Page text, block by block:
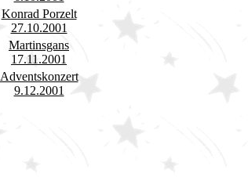
Konrad Porzelt
27.10.2001
Martinsgans
17.11.2001
Adventskonzert
9.12.2001